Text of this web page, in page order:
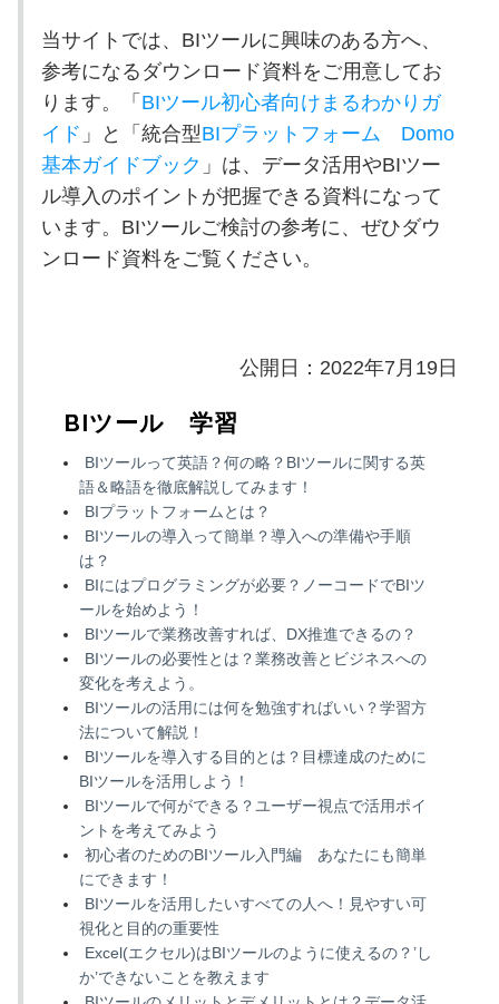
当サイトでは、 BIツールに興味のある方へ、
参考になるダウンロード資料をご用意してお
ります。「 BIツール初心者向けまるわかりガ
イド 」と「統合型BIプラットフォーム
Domo
基本ガイドブック 」は、データ活用やBIツー
ル導入のポイントが把握できる資料になって
います。 BIツールご検討の参考に、ぜひダウ
ンロード資料をご覧ください。
公開日：2022年7月19日
BIツール 学習
BIツールって英語？何の略？BIツールに関する英
語＆略語を徹底解説してみます！
BIプラットフォームとは？
BIツールの導入って簡単？導入への準備や手順
は？
BIにはプログラミングが必要？ノーコードでBIツ
ールを始めよう！
BIツールで業務改善すれば、DX推進できるの？
BIツールの必要性とは？業務改善とビジネスへの
変化を考えよう。
BIツールの活用には何を勉強すればいい？学習方
法について解説！
BIツールを導入する目的とは？目標達成のために
BIツールを活用しよう！
BIツールで何ができる？ユーザー視点で活用ポイ
ントを考えてみよう
初心者のためのBIツール入門編 あなたにも簡単
にできます！
BIツールを活用したいすべての人へ！見やすい可
視化と目的の重要性
Excel(エクセル)はBIツールのように使えるの？’し
か’できないことを教えます